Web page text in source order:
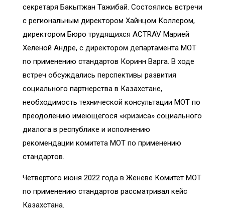
секретаря Бакытжан Тажибай. Состоялись встречи
с региональным директором Хайнцом Коллером,
директором Бюро трудящихся АCTRAV Марией
Хеленой Андре, с директором департамента МОТ
по применению стандартов Коринн Варга. В ходе
встреч обсуждались перспективы развития
социального партнерства в Казахстане,
необходимость технической консультации МОТ по
преодолению имеющегося «кризиса» социального
диалога в республике и исполнению
рекомендации комитета МОТ по применению
стандартов.
Четвертого июня 2022 года в Женеве Комитет МОТ
по применению стандартов рассматривал кейс
Казахстана.